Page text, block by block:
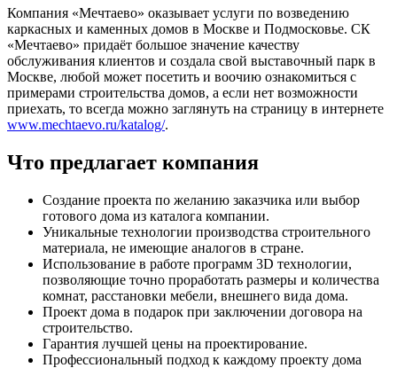
Компания «Мечтаево» оказывает услуги по возведению
каркасных и каменных домов в Москве и Подмосковье. СК
«Мечтаево» придаёт большое значение качеству
обслуживания клиентов и создала свой выставочный парк в
Москве, любой может посетить и воочию ознакомиться с
примерами строительства домов, а если нет возможности
приехать, то всегда можно заглянуть на страницу в интернете
www.mechtaevo.ru/katalog/.
Что предлагает компания
Создание проекта по желанию заказчика или выбор
готового дома из каталога компании.
Уникальные технологии производства строительного
материала, не имеющие аналогов в стране.
Использование в работе программ 3D технологии,
позволяющие точно проработать размеры и количества
комнат, расстановки мебели, внешнего вида дома.
Проект дома в подарок при заключении договора на
строительство.
Гарантия лучшей цены на проектирование.
Профессиональный подход к каждому проекту дома